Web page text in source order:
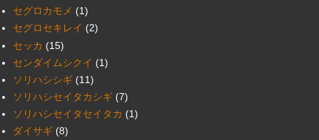
セグロカモメ (1)
セグロセキレイ (2)
セッカ (15)
センダイムシクイ (1)
ソリハシシギ (11)
ソリハシセイタカシギ (7)
ソリハシセイタセイタカ (1)
ダイサギ (8)